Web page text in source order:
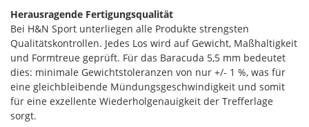
Herausragende Fertigungsqualität
Bei H&N Sport unterliegen alle Produkte strengsten
Qualitätskontrollen. Jedes Los wird auf Gewicht, Maßhaltigkeit
und Formtreue geprüft. Für das Baracuda 5,5 mm bedeutet
dies: minimale Gewichtstoleranzen von nur +/- 1 %, was für
eine gleichbleibende Mündungsgeschwindigkeit und somit
für eine exzellente Wiederholgenauigkeit der Trefferlage
sorgt.